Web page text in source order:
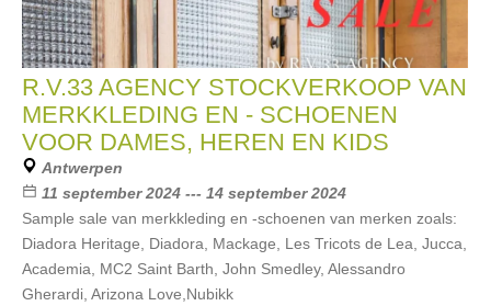
R.V.33 AGENCY STOCKVERKOOP VAN
MERKKLEDING EN - SCHOENEN
VOOR DAMES, HEREN EN KIDS
Antwerpen
11 september 2024 --- 14 september 2024
Sample sale van merkkleding en -schoenen van merken zoals:
Diadora Heritage, Diadora, Mackage, Les Tricots de Lea, Jucca,
Academia, MC2 Saint Barth, John Smedley, Alessandro
Gherardi, Arizona Love,Nubikk